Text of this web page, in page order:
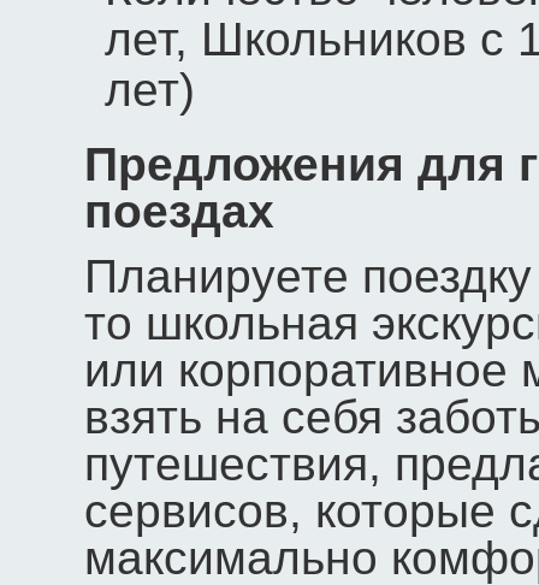
лет, Школьников с
лет)
Предложения для
поездах
Планируете
то школьная
или
взять на себя
путешествия,
сервисов, которые
максимально